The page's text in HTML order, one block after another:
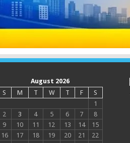
August 2026
S
M T W T F
S
1
2
3 4 5 6 7
8
9
10 11 12 13 14
15
16
17 18 19 20 21
22